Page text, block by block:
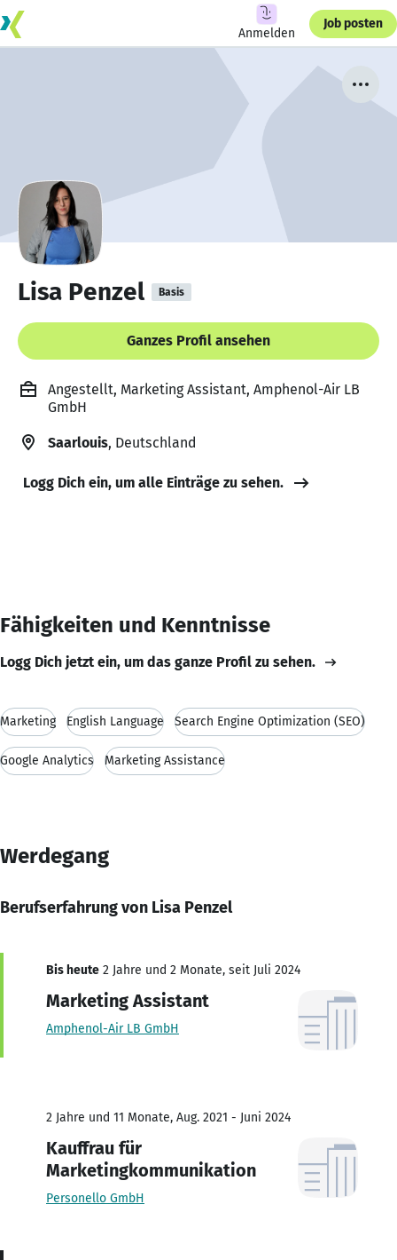
Anmelden
Job posten
Lisa Penzel Basis
Ganzes Profil ansehen
Angestellt, Marketing Assistant, Amphenol-Air LB
GmbH
Saarlouis, Deutschland
Logg Dich ein, um alle Einträge zu sehen.
Fähigkeiten und Kenntnisse
Logg Dich jetzt ein, um das ganze Profil zu sehen.
Marketing English Language Search Engine Optimization (SEO)
Google Analytics Marketing Assistance
Werdegang
Berufserfahrung von Lisa Penzel
Bis heute 2 Jahre und 2 Monate, seit Juli 2024
Marketing Assistant
Amphenol-Air LB GmbH
2 Jahre und 11 Monate, Aug. 2021 - Juni 2024
Kauffrau für
Marketingkommunikation
Personello GmbH